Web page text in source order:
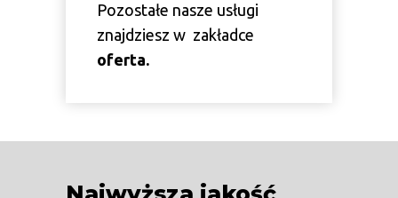
Pozostałe nasze usługi
znajdziesz w zakładce
oferta.